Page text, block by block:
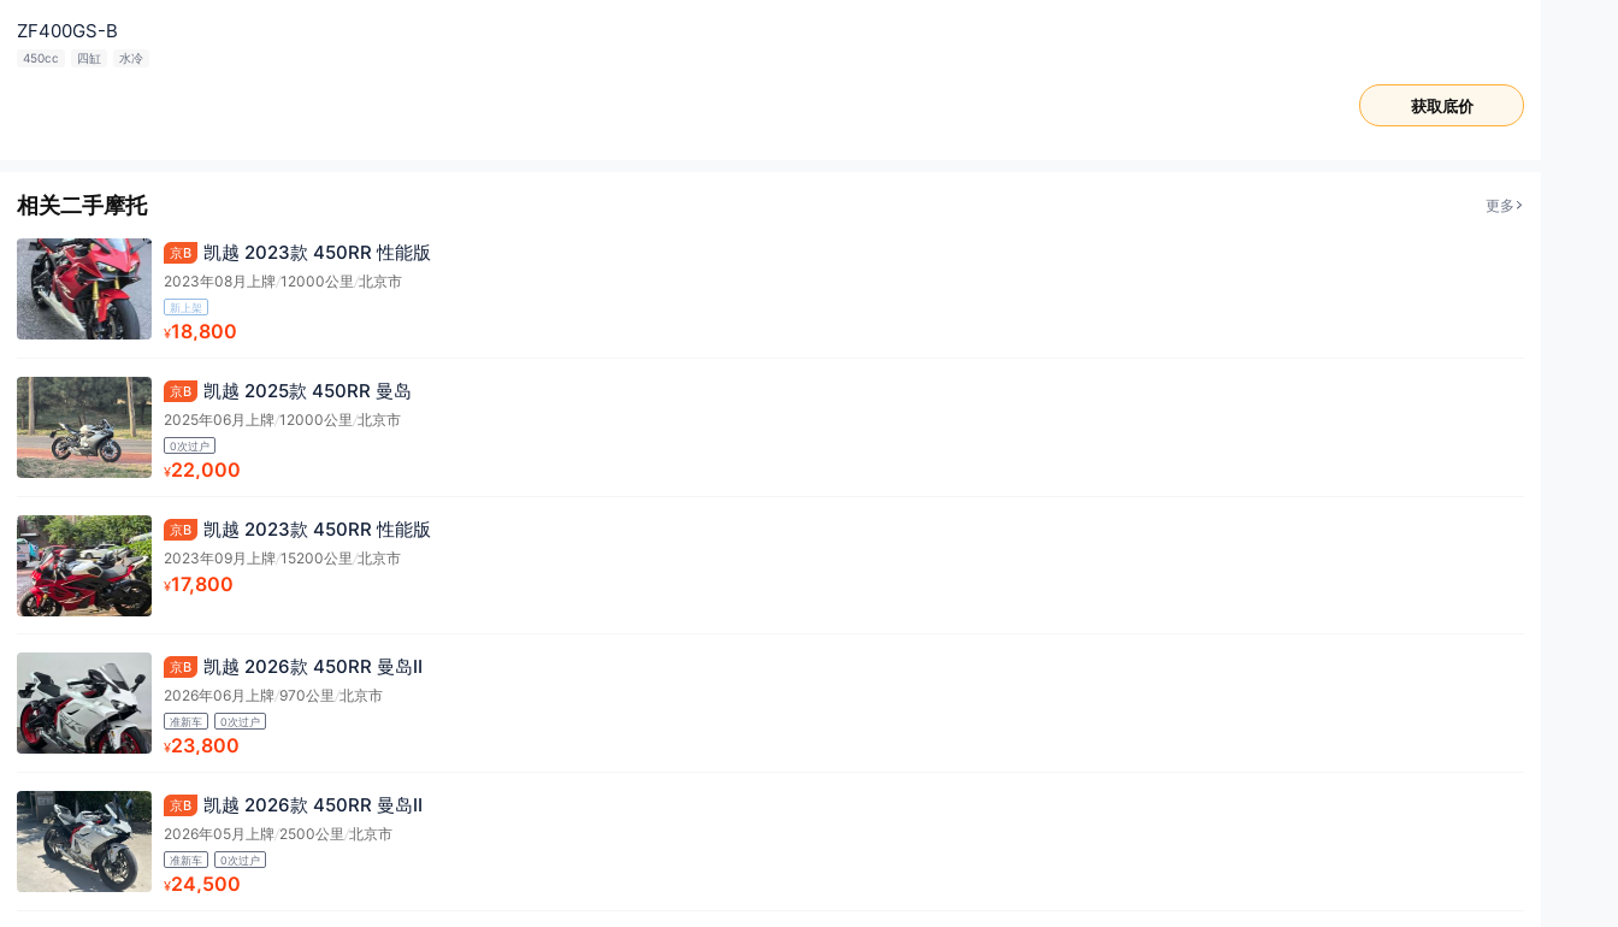
ZF400GS-B
450cc 四缸 水冷
获取底价
相关二手摩托 更多
京B 凯越 2023款 450RR 性能版
2023年08月上牌/12000公里 /北京市
新上架
¥18,800
京B 凯越 2025款 450RR 曼岛
2025年06月上牌/12000公里 /北京市
0次过户
¥22,000
京B 凯越 2023款 450RR 性能版
2023年09月上牌/15200公里 /北京市
¥17,800
京B 凯越 2026款 450RR 曼岛Ⅱ
2026年06月上牌/970公里 /北京市
准新车 0次过户
¥23,800
京B 凯越 2026款 450RR 曼岛Ⅱ
2026年05月上牌/2500公里 /北京市
准新车 0次过户
¥24,500